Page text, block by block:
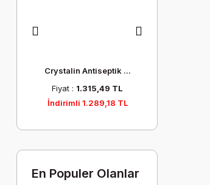
Crystalin Antiseptik ...
Fiyat : 1.315,49 TL
İndirimli 1.289,18 TL
En Populer Olanlar